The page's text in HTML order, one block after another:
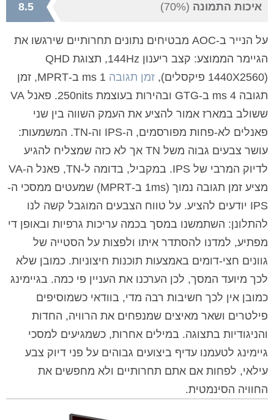
איכות התמונה (70%)
8.5
על הנייר ב-AOC מבטיחים נתונים תחרותיים שירגשו את
הגיימר הממוצע: קצב ריענון 144Hz, תצוגת QHD
(1440X2560 פיקסלים),
זמן תגובה
1 ms ב-MPRT, זמן
תגובה 4 ms ב-GTG ובהירות בעוצמת 250nits. פאנל VA
ששולב במארז אמור להציע את העמק השווה בין שני
פאנלים לא-פחות מפורסמים, ה-IPS וה-TN. המשמעות:
עושר צבעים גבוה משל TN אך לא כזה שמצליח להגיע
לדיוק המרבי של IPS. במקביל, בדומה ל-TN, פאנל ה-VA
מציע זמן תגובה נמוך (1ms ב-MPRT) שמעטים ממסכי ה-
IPS יודעים להציע. על טווח הצבעים המוגבל קשה לנו
להתלונן: השתמשנו במסך בכמה עריכות גרפיות ובאופן די
מפתיע, למדנו להסתדר איתו ולפצות על הסטייה של
גוונים חצי-דומים באמצעות תוכנות חיצוניות. כמובן שלא
לכך מיועד המסך, לכן הערכנו את העניין פי כמה. בגיימינג
כמובן אין לכך חשיבות רבה מדי, בוודאי כשמוסיפים
פילטרים ושאר מאיצים שמנפחים את הרוויה, החדות
והניגודיות בתצוגה. במילים אחרות, כשמגיעים למסכי
גיימינג לטעמנו עדיף ביצועים גבוהים על פני דיוק צבע
עילאי, לפחות אם אתם תחרותיים ולא מחפשים את
החוויה הסינמטית.